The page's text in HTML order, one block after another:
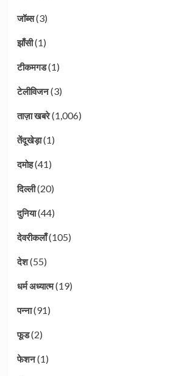
जॉब्स(3)
झाँसी(1)
टीकमगड(1)
टेलीविजन(3)
ताज़ा खबरे(1,006)
तेंदूखेड़ा(1)
दमोह(41)
दिल्ली(20)
दुनिया(44)
देवरीकलाँ(105)
देश(55)
धर्म अध्यात्म(19)
पन्ना(91)
फूड(2)
फेशन(1)